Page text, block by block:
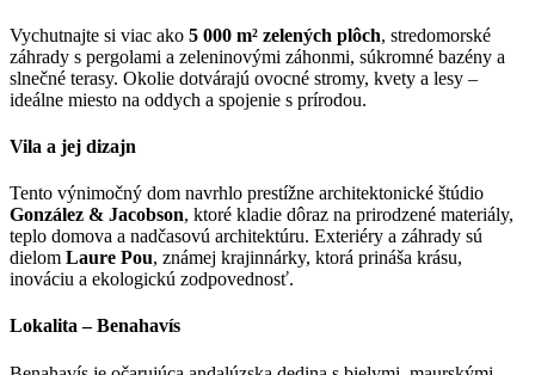
Vychutnajte si viac ako 5 000 m² zelených plôch, stredomorské
záhrady s pergolami a zeleninovými záhonmi, súkromné bazény a
slnečné terasy. Okolie dotvárajú ovocné stromy, kvety a lesy –
ideálne miesto na oddych a spojenie s prírodou.
Vila a jej dizajn
Tento výnimočný dom navrhlo prestížne architektonické štúdio
González & Jacobson, ktoré kladie dôraz na prirodzené materiály,
teplo domova a nadčasovú architektúru. Exteriéry a záhrady sú
dielom Laure Pou, známej krajinnárky, ktorá prináša krásu,
inováciu a ekologickú zodpovednosť.
Lokalita – Benahavís